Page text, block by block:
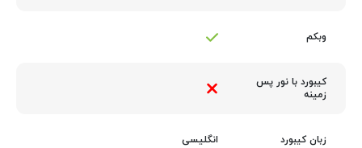
وبکم
کیبورد با نور پس‌
زمینه
زبان کیبورد انگلیسی